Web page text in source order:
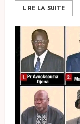
LIRE LA SUITE